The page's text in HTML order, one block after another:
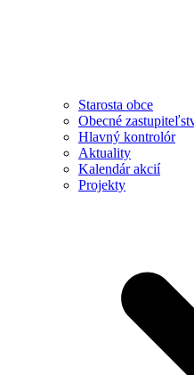
Starosta obce
Obecné
Hlavný kontrolór
Aktuality
Kalendár akcií
Projekty